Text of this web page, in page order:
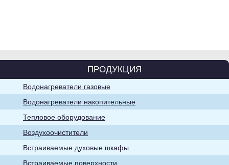
Воздухоочистители
ПРОДУКЦИЯ
Водонагреватели газовые
Водонагреватели накопительные
Тепловое оборудование
Воздухоочистители
Встраиваемые духовые шкафы
Встраиваемые поверхности